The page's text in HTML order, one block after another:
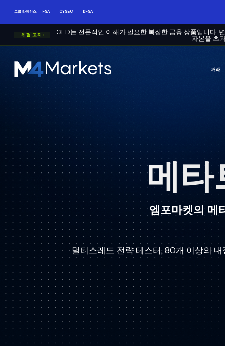
그룹 라이선스: FSA CYSEC DFSA
위험 고지:
CFD는 전문적인 이해가 필요한 복잡한 금융 상품입니다.
자본을 초
엠
포
마
켓
신
뢰
할
수
있
는
트
레
이
딩
로
거래
메
엠포마켓의 메
멀티스레드 전략 테스터, 80개 이상의